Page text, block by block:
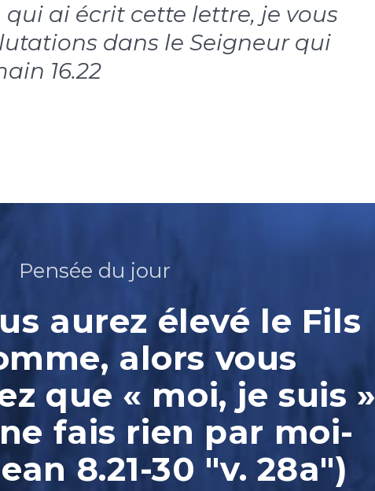
qui ai écrit cette lettre, je vous
dans le Seigneur qui
16.22
Pensée du jour
aurez élevé le Fils
alors vous
que « moi, je suis »
fais rien par moi-
8.21-30 "v. 28a")